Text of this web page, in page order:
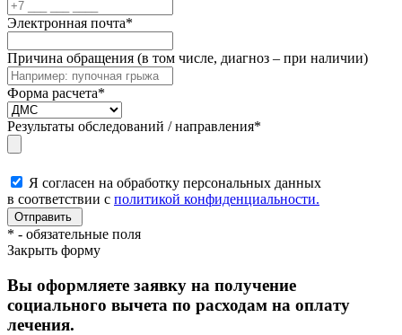
Электронная почта*
Причина обращения (в том числе, диагноз – при наличии)
Форма расчета*
Результаты обследований / направления*
Я согласен на обработку персональных данных
в соответствии с политикой конфиденциальности.
* - обязательные поля
Закрыть форму
Вы оформляете заявку на получение
социального вычета по расходам на оплату
лечения.